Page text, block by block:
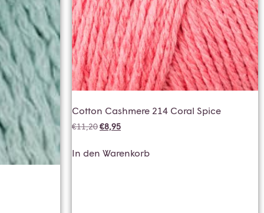
Cotton Cashmere 214 Coral Spice
€11,20€8,95
In den Warenkorb